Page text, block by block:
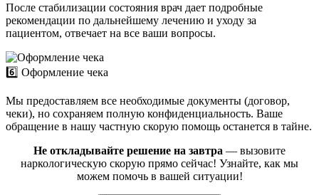
После стабилизации состояния врач дает подробные
рекомендации по дальнейшему лечению и уходу за
пациентом, отвечает на все ваши вопросы.
6️⃣ Оформление чека
Мы предоставляем все необходимые документы (договор,
чеки), но сохраняем полную конфиденциальность. Ваше
обращение в нашу частную скорую помощь останется в тайне.
Не откладывайте решение на завтра — вызовите
наркологическую скорую прямо сейчас! Узнайте, как мы
можем помочь в вашей ситуации!